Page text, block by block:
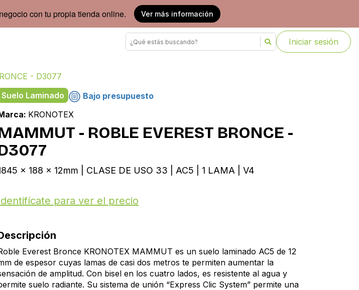
con tu propia tienda online. Ver más información
Iniciar sesión
- D3077
Suelo Laminado
Bajo presupuesto
KRONOTEX
- ROBLE EVEREST BRONCE -
x 188 x 12mm | CLASE DE USO 33 | AC5 | 1 LAMA | V4
para ver el precio
Everest Bronce KRONOTEX MAMMUT es un suelo laminado AC5 de 12
de espesor cuyas lamas de casi dos metros te permiten aumentar la
de amplitud. Con bisel en los cuatro lados, es resistente al agua y
suelo radiante. Su sistema de unión “Express Clic System” permite una